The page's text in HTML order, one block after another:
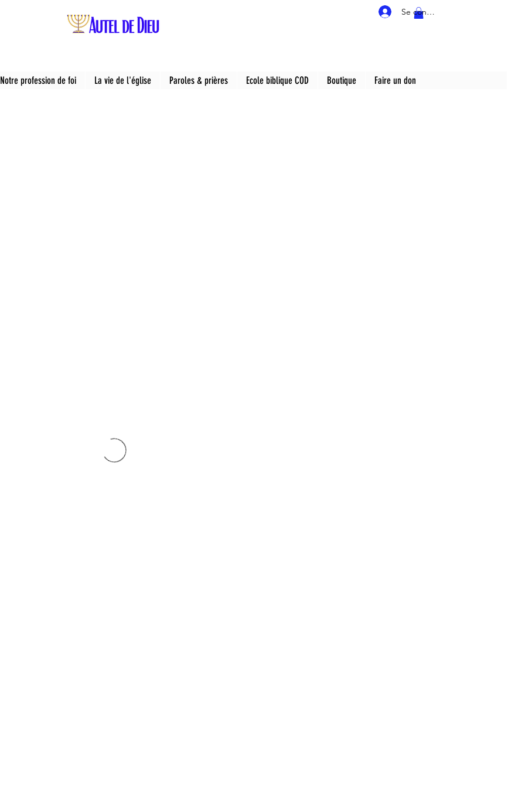
Se connecter
Notre profession de foi La vie de l'église Paroles & prières Ecole biblique COD Boutique Faire un don